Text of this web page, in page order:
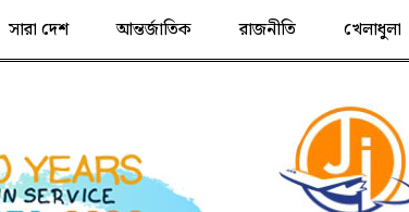
সারা দেশ আন্তর্জাতিক রাজনীতি খেলাধুলা